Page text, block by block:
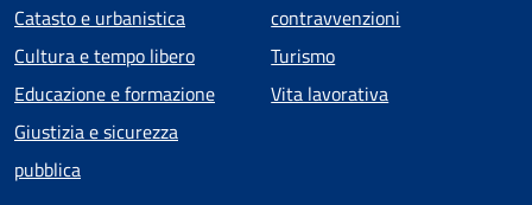
Catasto e urbanistica
Cultura e tempo libero
Educazione e formazione
Giustizia e sicurezza
pubblica
contravvenzioni
Turismo
Vita lavorativa